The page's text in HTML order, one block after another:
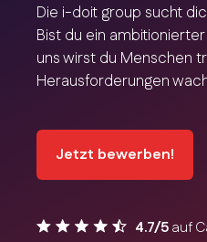
Die i-doit group sucht
Bist du ein
uns wirst du Menschen
Herausforderungen
Jetzt bewerben!
4.7/5auf